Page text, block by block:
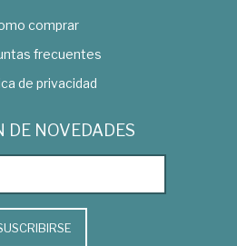
comprar
frecuentes
de privacidad
DE NOVEDADES